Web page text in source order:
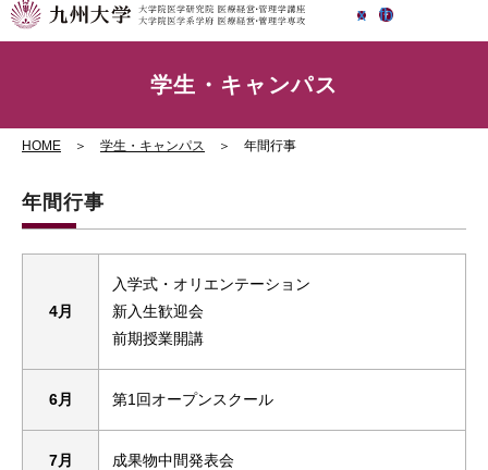
x fb
学生・キャンパス
HOME ＞ 学生・キャンパス ＞ 年間行事
年間行事
4月
入学式・オリエンテーション
新入生歓迎会
前期授業開講
6月 第1回オープンスクール
7月 成果物中間発表会